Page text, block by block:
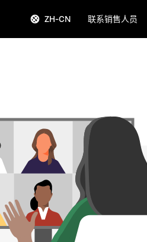
ZH-CN 联系销售人员